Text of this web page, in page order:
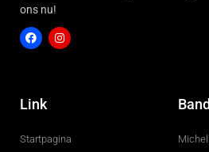
ons nu!
c
e
o
g
r
Link
Startpagina